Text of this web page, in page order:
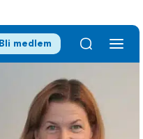
Bli medlem